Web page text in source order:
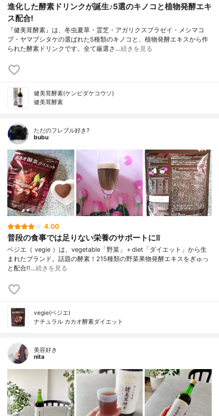
進化した酵素ドリンクが誕生♪5選のキノコと植物発酵エキ
ス配合!
『健美茸酵素』は、冬虫夏草・霊芝・アガリクスブラゼイ・メシマコ
ブ・ヤマブシタケの選ばれた5種類のキノコと、植物発酵エキスから作
られた酵素ドリンクです。全て厳選さ…続きを見る
健美茸酵素(ケンビダケコウソ)
健美茸酵素
ただのフレブル好き?
bubu
4.00
普段の食事では足りない栄養のサポートに❕❕
ベジエ（ vegie ）は、vegetable「野菜」＋diet「ダイエット」から生
まれたブランド。話題の酵素！215種類の野菜果物発酵エキスをぎゅっ
と配合!!…続きを見る
vegie(ベジエ)
ナチュラル カカオ酵素ダイエット
美容好き
nita